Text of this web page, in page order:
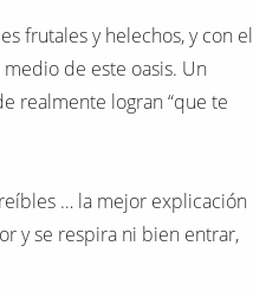
frutales y helechos, y con el
de este oasis. Un
realmente logran “que te
… la mejor explicación
y se respira ni bien entrar,